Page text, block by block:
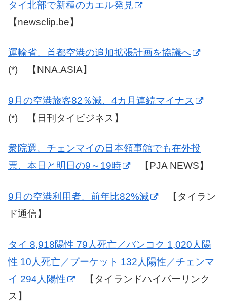
タイ北部で新種のカエル発見
【newsclip.be】
運輸省、首都空港の追加拡張計画を協議へ
(*) 【NNA.ASIA】
9月の空港旅客82％減、4カ月連続マイナス
(*) 【日刊タイビジネス】
衆院選、チェンマイの日本領事館でも在外投
票、本日と明日の9～19時
【PJA NEWS】
9月の空港利用者、前年比82%減
【タイラン
ド通信】
タイ 8,918陽性 79人死亡／バンコク 1,020人陽
性 10人死亡／プーケット 132人陽性／チェンマ
イ 294人陽性
【タイランドハイパーリンク
ス】